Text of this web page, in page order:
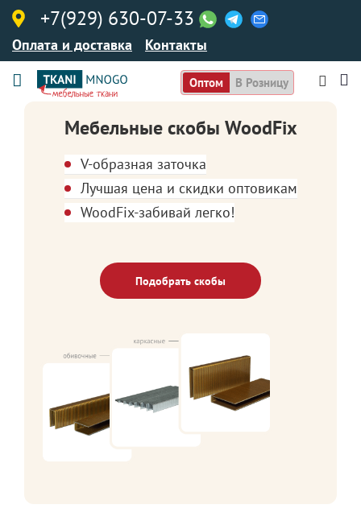
+7(929) 630-07-33
Оплата и доставка Контакты
Оптом В Розницу
Мебельные скобы WoodFix
V-образная заточка
Лучшая цена и скидки оптовикам
WoodFix-забивай легко!
Подобрать скобы